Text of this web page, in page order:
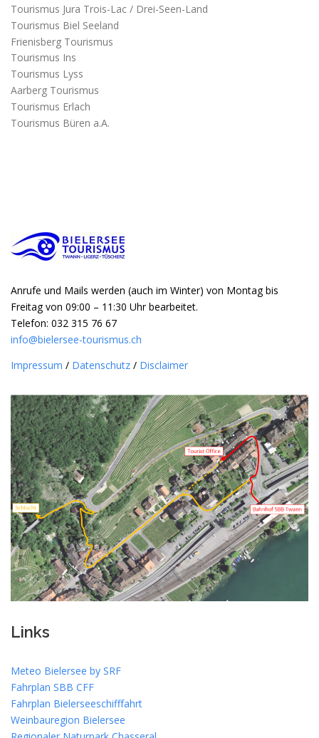
Tourismus Jura Trois-Lac / Drei-Seen-Land
Tourismus Biel Seeland
Frienisberg Tourismus
Tourismus Ins
Tourismus Lyss
Aarberg Tourismus
Tourismus Erlach
Tourismus Büren a.A.
Anrufe und Mails werden (auch im Winter) von Montag bis
Freitag von 09:00 – 11:30 Uhr bearbeitet.
Telefon: 032 315 76 67
info@bielersee-tourismus.ch
Impressum / Datenschutz / Disclaimer
Links
Meteo Bielersee by SRF
Fahrplan SBB CFF
Fahrplan Bielerseeschifffahrt
Weinbauregion Bielersee